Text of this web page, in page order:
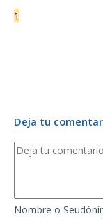
1
Deja tu
Nombre o